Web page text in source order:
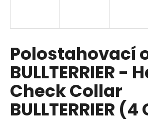
Polostahovací
BULLTERRIER -
Check Collar
BULLTERRIER (4
j
t
?
HLEDAT